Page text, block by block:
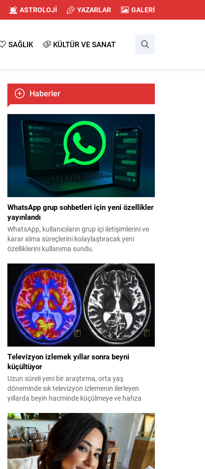
ASTROLOJİ YAZARLAR GALERİ
SAĞLIK KÜLTÜR VE SANAT
Haberler
WhatsApp grup sohbetleri için yeni özellikler
yayınlandı
WhatsApp, kullanıcıların grup içi iletişimlerini ve
karar alma süreçlerini kolaylaştıracak yeni
özelliklerini kullanıma sundu.
Televizyon izlemek yıllar sonra beyni
küçültüyor
Uzun süreli yeni bir araştırma, orta yaş
döneminde sık televizyon izlemenin ilerleyen
yıllarda beyin hacminde küçülmeye ve hafıza